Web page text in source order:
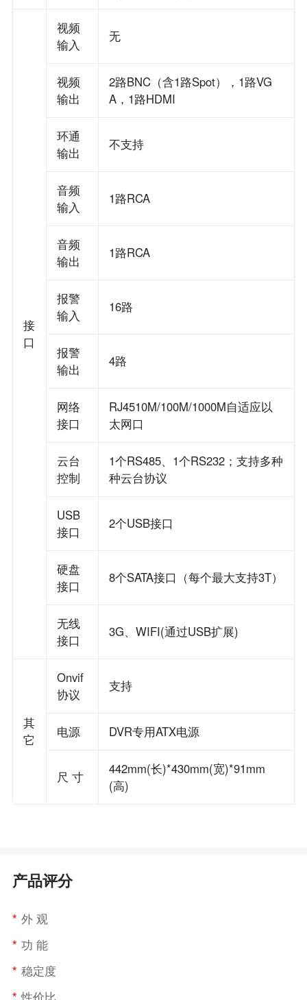
接
口
视频
输入
无
视频
输出
2路BNC（含1路Spot），1路VG
A，1路HDMI
环通
输出
不支持
音频
输入
1路RCA
音频
输出
1路RCA
报警
输入
16路
报警
输出
4路
网络
接口
RJ4510M/100M/1000M自适应以
太网口
云台
控制
1个RS485、1个RS232；支持多种
种云台协议
USB
接口
2个USB接口
硬盘
接口
8个SATA接口（每个最大支持3T）
无线
接口
3G、WIFI(通过USB扩展)
其
它
Onvif
协议
支持
电源 DVR专用ATX电源
尺 寸
442mm(长)*430mm(宽)*91mm
(高)
产品评分
* 外 观
* 功 能
* 稳定度
* 性价比